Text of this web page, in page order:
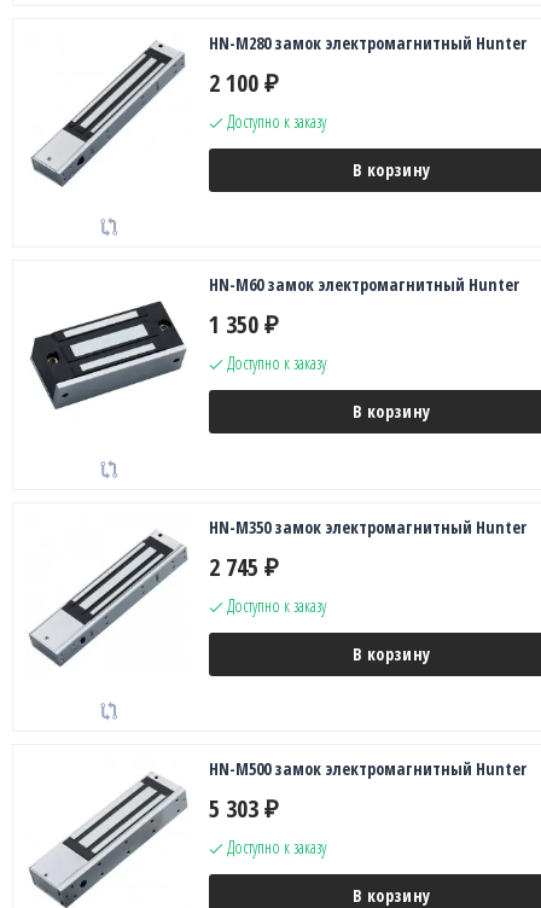
HN-M280 замок электромагнитный Hunter
2 100 ₽
Доступно к заказу
В корзину
HN-M60 замок электромагнитный Hunter
1 350 ₽
Доступно к заказу
В корзину
HN-M350 замок электромагнитный Hunter
2 745 ₽
Доступно к заказу
В корзину
HN-M500 замок электромагнитный Hunter
5 303 ₽
Доступно к заказу
В корзину